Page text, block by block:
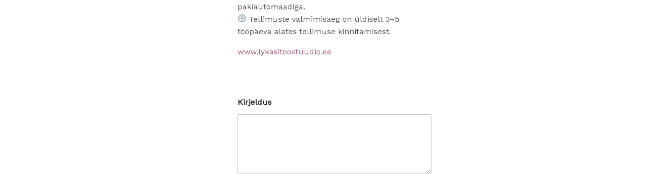
pakiautomaadiga.
Tellimuste valmimisaeg on üldiselt 3–5
tööpäeva alates tellimuse kinnitamisest.
www.lykasitoostuudio.ee
K
u
Kirjeldus